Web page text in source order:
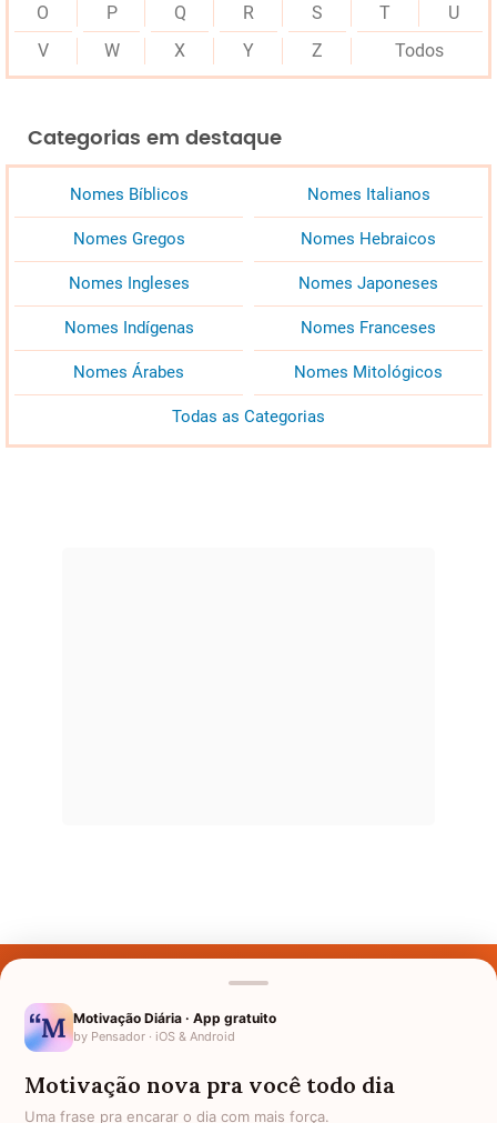
O
P Q R S T
U
V
W X Y Z Todos
Categorias em destaque
Nomes Bíblicos Nomes Italianos
Nomes Gregos Nomes Hebraicos
Nomes Ingleses Nomes Japoneses
Nomes Indígenas Nomes Franceses
Nomes Árabes Nomes Mitológicos
Todas as Categorias
Nomes pelo Mundo
Motivação Diária · App gratuito
by Pensador · iOS & Android
Motivação nova pra você todo dia
Uma frase pra encarar o dia com mais força.